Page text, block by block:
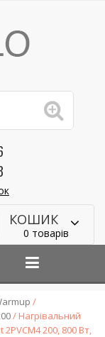
КОШИК
0 товарів
/
/ Нагрівальний
200, 800 Вт,